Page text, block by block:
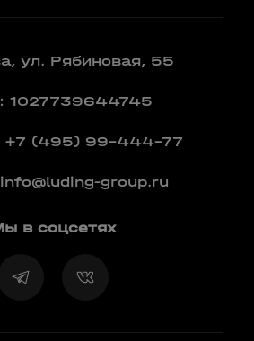
ул. Рябиновая, 55
1027739644745
+7 (495) 99-444-77
info@luding-group.ru
в соцсетях